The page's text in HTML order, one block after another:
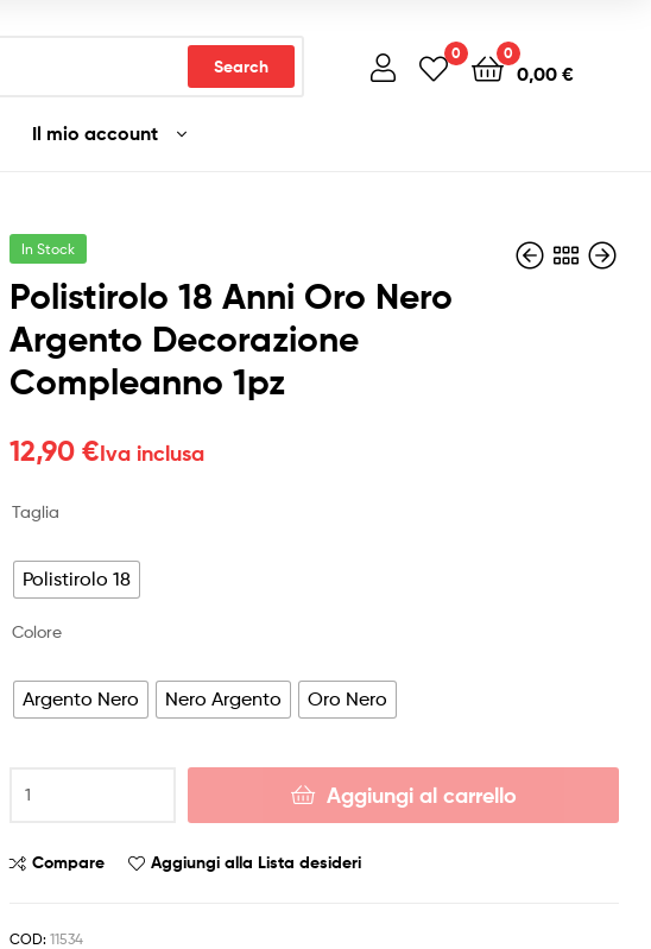
Search
0 0
0,00 €
Il mio account
In Stock
Polistirolo 18 Anni Oro Nero
Argento Decorazione
Compleanno 1pz
12,90€Iva inclusa
Taglia
Polistirolo 18
Colore
Argento Nero Nero Argento Oro Nero
Oro
Decorazione
Aggiungi al carrello
Compare Aggiungi alla Lista desideri
COD:11534